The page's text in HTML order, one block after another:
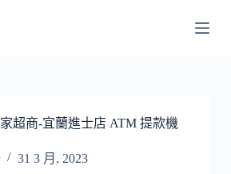
超商-宜蘭進士店 ATM 提款機
31 3 月, 2023